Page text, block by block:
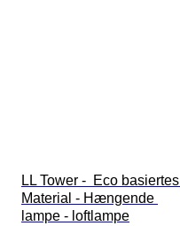
LL Tower -  Eco basiertes
Material - Hængende
lampe - loftlampe